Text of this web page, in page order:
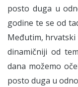
posto duga u
godine te se od
Međutim,
dinamičniji od
dana možemo
posto duga u